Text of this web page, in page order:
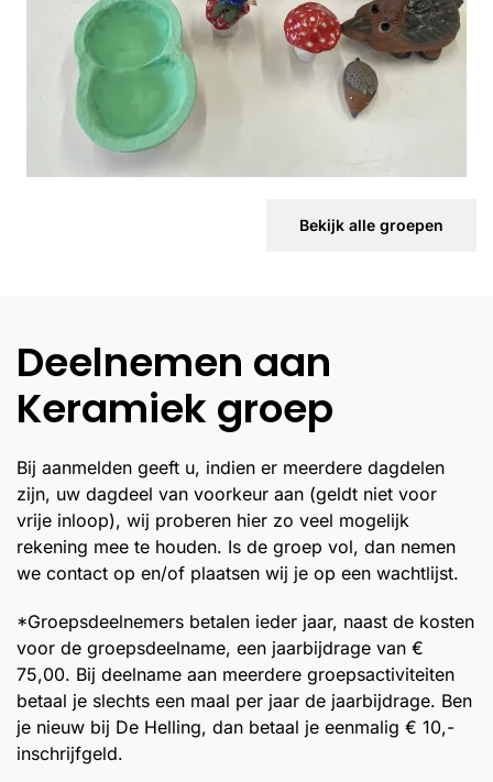
Bekijk alle groepen
Deelnemen aan
Keramiek groep
Bij aanmelden geeft u, indien er meerdere dagdelen
zijn, uw dagdeel van voorkeur aan (geldt niet voor
vrije inloop), wij proberen hier zo veel mogelijk
rekening mee te houden. Is de groep vol, dan nemen
we contact op en/of plaatsen wij je op een wachtlijst.
*Groepsdeelnemers betalen ieder jaar, naast de kosten
voor de groepsdeelname, een jaarbijdrage van €
75,00. Bij deelname aan meerdere groepsactiviteiten
betaal je slechts een maal per jaar de jaarbijdrage. Ben
je nieuw bij De Helling, dan betaal je eenmalig € 10,-
inschrijfgeld.